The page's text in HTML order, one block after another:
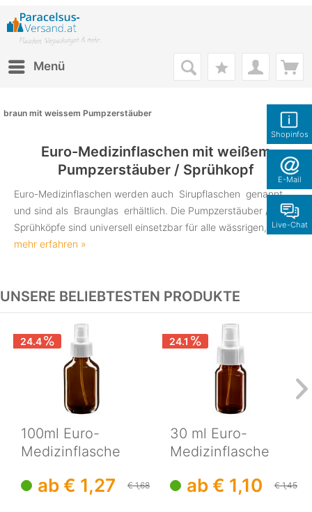
Shopinfos
E-Mail
Live-Chat
Menü
braun mit weissem Pumpzerstäuber
Euro-Medizinflaschen mit weißem
Pumpzerstäuber / Sprühkopf
Euro-Medizinflaschen werden auch Sirupflaschen genannt
und sind als Braunglas erhältlich. Die Pumpzerstäuber /
Sprühköpfe sind universell einsetzbar für alle wässrigen,...
mehr erfahren »
UNSERE BELIEBTESTEN PRODUKTE
24.4
100ml Euro-
Medizinflasche
weissem...
ab € 1,27 € 1,68
24.1
30 ml Euro-
Medizinflasche
weissem...
ab € 1,10 € 1,45